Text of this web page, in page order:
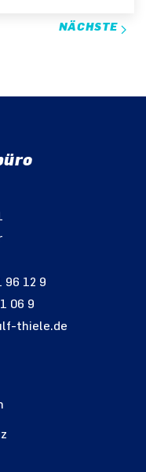
NÄCHSTE
96 12 9
06 9
thiele.de